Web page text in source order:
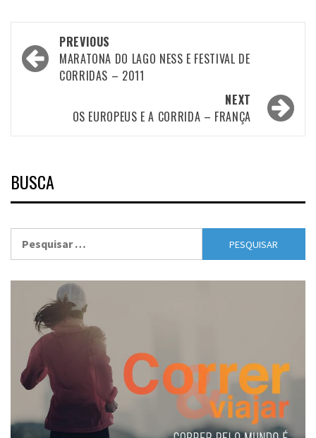
Post
navigation
PREVIOUS
MARATONA DO LAGO NESS E FESTIVAL DE
CORRIDAS – 2011
NEXT
OS EUROPEUS E A CORRIDA – FRANÇA
BUSCA